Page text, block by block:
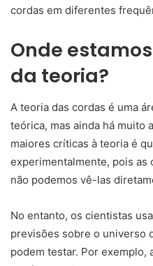
cordas em diferentes
Onde
da teoria?
A teoria das cordas é uma
teórica, mas ainda há muito
maiores críticas à teoria é
experimentalmente, pois as
não podemos vê-las
No entanto, os cientistas
previsões sobre o universo
podem testar. Por exemplo,